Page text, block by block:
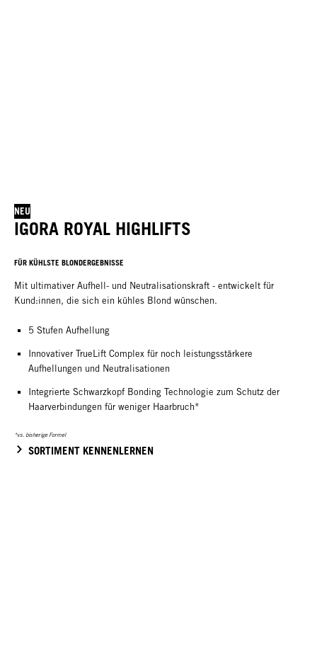
NEU
IGORA ROYAL HIGHLIFTS
FÜR KÜHLSTE BLONDERGEBNISSE
Mit ultimativer Aufhell- und Neutralisationskraft - entwickelt für
Kund:innen, die sich ein kühles Blond wünschen.
5 Stufen Aufhellung
Innovativer TrueLift Complex für noch leistungsstärkere
Aufhellungen und Neutralisationen
Integrierte Schwarzkopf Bonding Technologie zum Schutz der
Haarverbindungen für weniger Haarbruch*
*vs. bisherige Formel
SORTIMENT KENNENLERNEN